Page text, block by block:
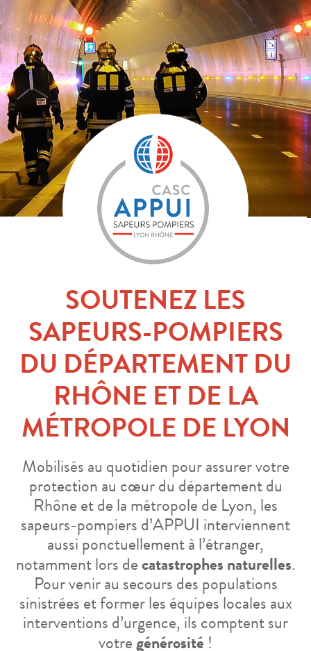
SOUTENEZ LES
SAPEURS-POMPIERS
DU DÉPARTEMENT DU
RHÔNE ET DE LA
MÉTROPOLE DE LYON
Mobilisés au quotidien pour assurer votre
protection au cœur du département du
Rhône et de la métropole de Lyon, les
sapeurs-pompiers d’APPUI interviennent
aussi ponctuellement à l’étranger,
notamment lors decatastrophes naturelles.
Pour venir au secours des populations
sinistrées et former les équipes locales aux
interventions d’urgence, ils comptent sur
votregénérosité !